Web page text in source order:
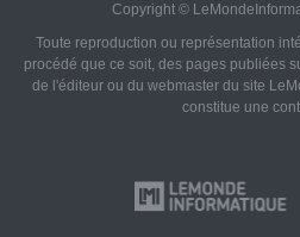
Copyright ©
Toute reproduction ou représentation
procédé que ce soit, des pages publiées
de l'éditeur ou du webmaster du site
constitue une